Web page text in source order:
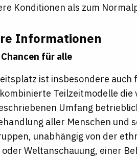
Konditionen als zum
Informationen
für alle
ist insbesondere
Teilzeitmodelle
Umfang
aller Menschen und
unabhängig von der
oder Weltanschauung, einer